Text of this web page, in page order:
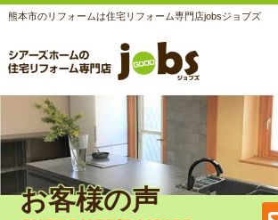
熊本市のリフォームは住宅リフォーム専門店jobsジョブズ
お客様の声